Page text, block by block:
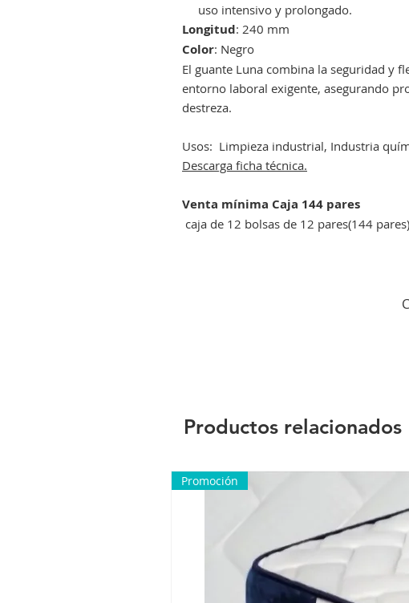
uso intensivo y prolongado.
Longitud: 240 mm
Color: Negro
El guante Luna combina la seguridad y
entorno laboral exigente, asegurando
destreza.
Usos: Limpieza industrial, Industria
Descarga ficha técnica.
Venta mínima Caja 144 pares
caja de 12 bolsas de 12 pares(144 pares)
Productos relacionados
Promoción